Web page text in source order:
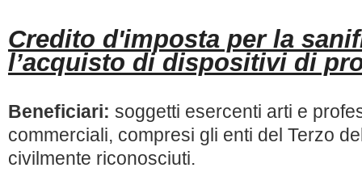
Credito d'imposta per la
l’acquisto di dispositivi di
Beneficiari: soggetti esercenti arti e
commerciali, compresi gli enti del Terzo
civilmente riconosciuti.